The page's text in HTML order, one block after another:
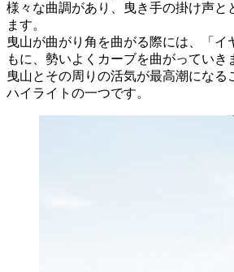
様々な曲調があり、曳き手の掛け声と
ます。
曳山が曲がり角を曲がる際には、「イ
もに、勢いよくカーブを曲がっていき
曳山とその周りの活気が最高潮になる
ハイライトの一つです。